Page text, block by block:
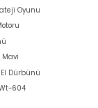
Oyunu
Mavi
Dürbünü
604